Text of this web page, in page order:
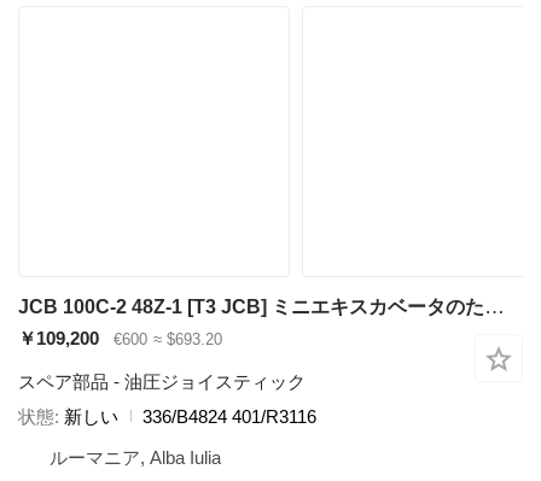
JCB 100C-2 48Z-1 [T3 JCB] ミニエキスカベータのためのJCB 336/B4824 油圧ジョイスティック
￥109,200 €600 ≈ $693.20
スペア部品 - 油圧ジョイスティック
状態 新しい
336/B4824 401/R3116
ルーマニア, Alba Iulia